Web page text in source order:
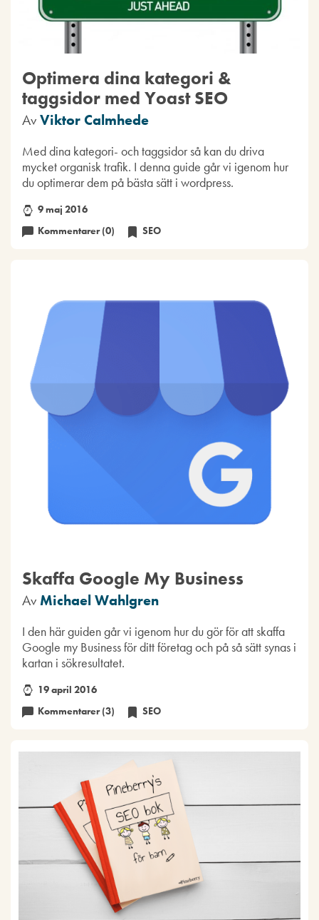
Optimera dina kategori &
taggsidor med Yoast SEO
AvViktor Calmhede
Med dina kategori- och taggsidor så kan du driva
mycket organisk trafik. I denna guide går vi igenom hur
du optimerar dem på bästa sätt i wordpress.
9 maj 2016
Kommentarer (0)
SEO
Skaffa Google My Business
Av Michael Wahlgren
I den här guiden går vi igenom hur du gör för att skaffa
Google my Business för ditt företag och på så sätt synas i
kartan i sökresultatet.
19 april 2016
Kommentarer (3)
SEO